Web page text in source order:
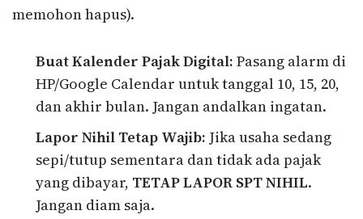
memohon hapus).
Buat Kalender Pajak Digital: Pasang alarm di
HP/Google Calendar untuk tanggal 10, 15, 20,
dan akhir bulan. Jangan andalkan ingatan.
Lapor Nihil Tetap Wajib: Jika usaha sedang
sepi/tutup sementara dan tidak ada pajak
yang dibayar, TETAP LAPOR SPT NIHIL.
Jangan diam saja.